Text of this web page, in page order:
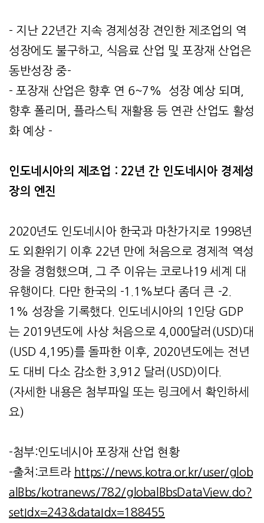
- 지난 22년간 지속 경제성장 견인한 제조업의 역
성장에도 불구하고, 식음료 산업 및 포장재 산업은
동반성장 중-
- 포장재 산업은 향후 연 6~7% 성장 예상 되며,
향후 폴리머, 플라스틱 재활용 등 연관 산업도 활성
화 예상 -
인도네시아의 제조업 : 22 년 간 인도네시아 경제성
장의 엔진
2020년도 인도네시아 한국과 마찬가지로 1998년
도 외환위기 이후 22년 만에 처음으로 경제적 역성
장을 경험했으며, 그 주 이유는 코로나19 세계 대
유행이다. 다만 한국의 -1.1%보다 좀더 큰 -2.
1% 성장을 기록했다. 인도네시아의 1인당 GDP
는 2019년도에 사상 처음으로 4,000달러(USD)대
(USD 4,195)를 돌파한 이후, 2020년도에는 전년
도 대비 다소 감소한 3,912 달러(USD)이다.
(자세한 내용은 첨부파일 또는 링크에서 확인하세
요)
-첨부:인도네시아 포장재 산업 현황
-출처:코트라 https://news.kotra.or.kr/user/glob
alBbs/kotranews/782/globalBbsDataView.do?
setIdx=243&dataIdx=188455